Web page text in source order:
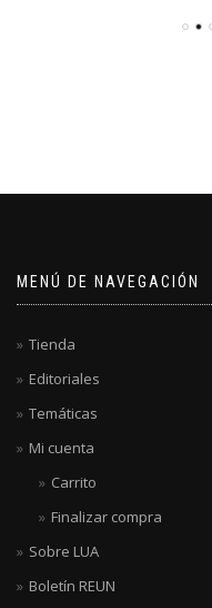
MENÚ DE NAVEGACIÓN
Tienda
Editoriales
Temáticas
Mi cuenta
Carrito
Finalizar compra
Sobre LUA
Boletín REUN